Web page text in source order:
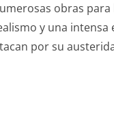
obras
y una
por su